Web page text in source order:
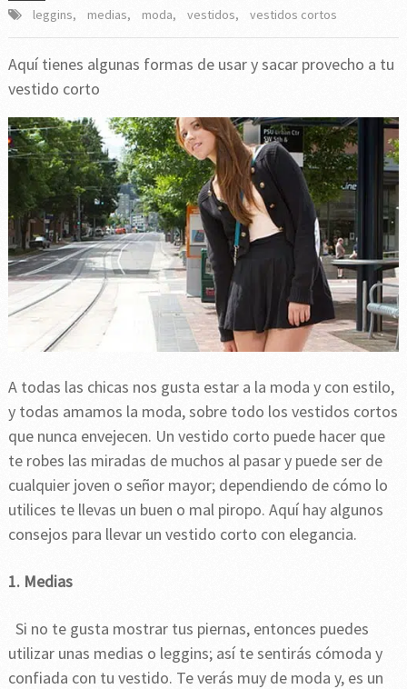
leggins, medias, moda, vestidos, vestidos cortos
Aquí tienes algunas formas de usar y sacar provecho a tu
vestido corto
A todas las chicas nos gusta estar a la moda y con estilo,
y todas amamos la moda, sobre todo los vestidos cortos
que nunca envejecen. Un vestido corto puede hacer que
te robes las miradas de muchos al pasar y puede ser de
cualquier joven o señor mayor; dependiendo de cómo lo
utilices te llevas un buen o mal piropo. Aquí hay algunos
consejos para llevar un vestido corto con elegancia.
1. Medias
Si no te gusta mostrar tus piernas, entonces puedes
utilizar unas medias o leggins; así te sentirás cómoda y
confiada con tu vestido. Te verás muy de moda y, es un